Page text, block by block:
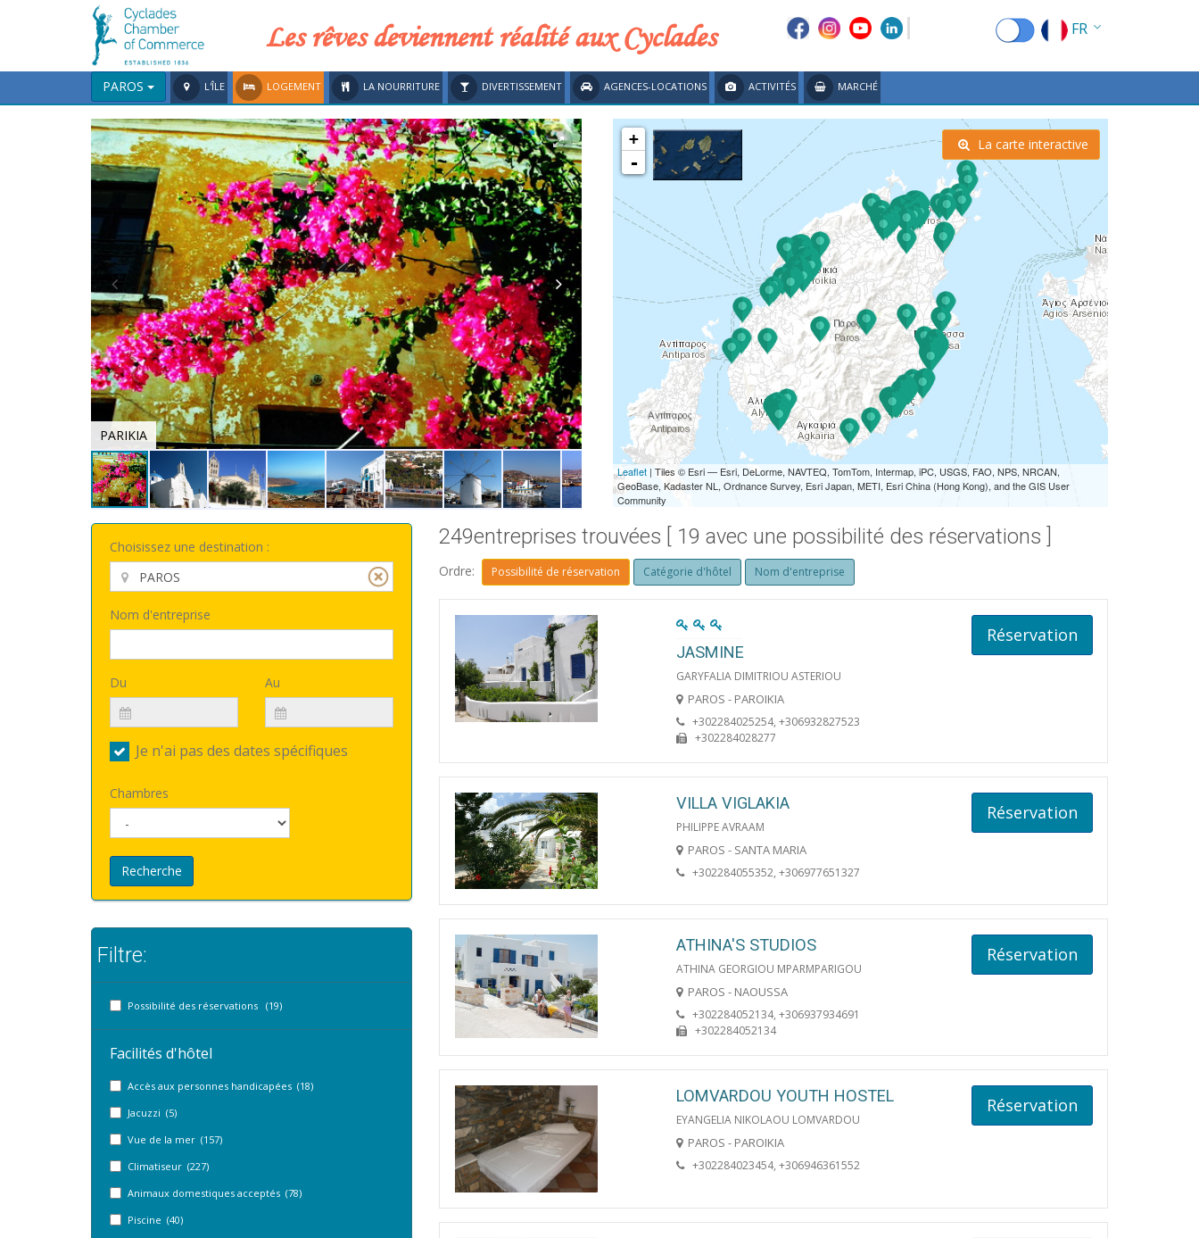
Les rêves deviennent réalité aux Cyclades FR
EN
EL
DE
ES
RU
CN
PAROS L'ÎLE LOGEMENT LA NOURRITURE DIVERTISSEMENT AGENCES-LOCATIONS ACTIVITÉS MARCHÉ
PARIKIA PARIKIA
+
-
Leaflet | Tiles © Esri — Esri, DeLorme, NAVTEQ, TomTom, Intermap, iPC, USGS, FAO, NPS, NRCAN,
GeoBase, Kadaster NL, Ordnance Survey, Esri Japan, METI, Esri China (Hong Kong), and the GIS User
Community
La carte interactive
Choisissez une destination :
Nom d'entreprise
Du Au
Je n'ai pas des dates spécifiques
Chambres
Recherche
Filtre:
Possibilité des réservations (19)
Facilités d'hôtel
Accès aux personnes handicapées (18)
Jacuzzi (5)
Vue de la mer (157)
Climatiseur (227)
Animaux domestiques acceptés (78)
Piscine (40)
249entreprises trouvées [ 19 avec une possibilité des réservations ]
Ordre: Possibilité de réservation Catégorie d'hôtel Nom d'entreprise
JASMINE
GARYFALIA DIMITRIOU ASTERIOU
PAROS - PAROIKIA
+302284025254, +306932827523
+302284028277
Réservation
VILLA VIGLAKIA
PHILIPPE AVRAAM
PAROS - SANTA MARIA
+302284055352, +306977651327
Réservation
ATHINA'S STUDIOS
ATHINA GEORGIOU MPARMPARIGOU
PAROS - NAOUSSA
+302284052134, +306937934691
+302284052134
Réservation
LOMVARDOU YOUTH HOSTEL
EYANGELIA NIKOLAOU LOMVARDOU
PAROS - PAROIKIA
+302284023454, +306946361552
Réservation